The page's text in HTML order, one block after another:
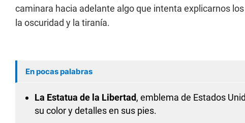
caminara hacia adelante algo que intenta explicarnos
la oscuridad y la tiranía.
En pocas palabras
La Estatua de la Libertad, emblema de Estados
su color y detalles en sus pies.